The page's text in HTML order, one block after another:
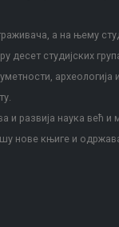
а на њему
студијских
и развија наука већ
нове књиге и